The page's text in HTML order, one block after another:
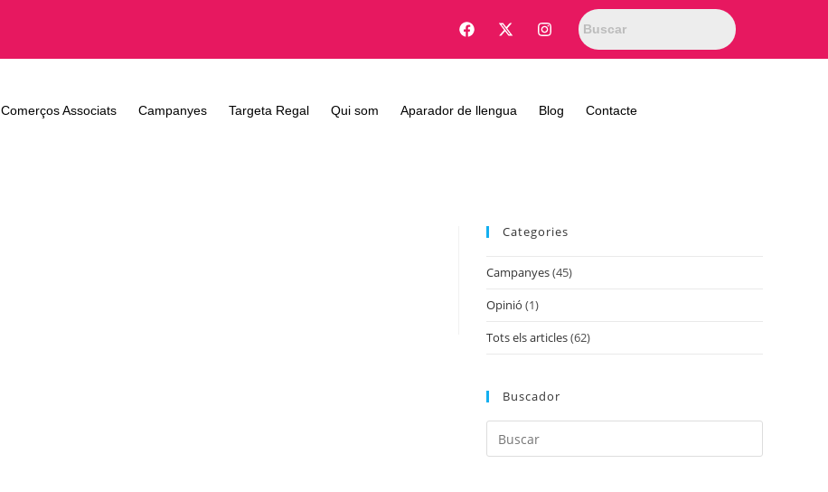
Comerços Associats Campanyes Targeta Regal Qui som Aparador de llengua Blog Contacte
Categories
Campanyes(45)
Opinió (1)
Tots els articles(62)
Buscador